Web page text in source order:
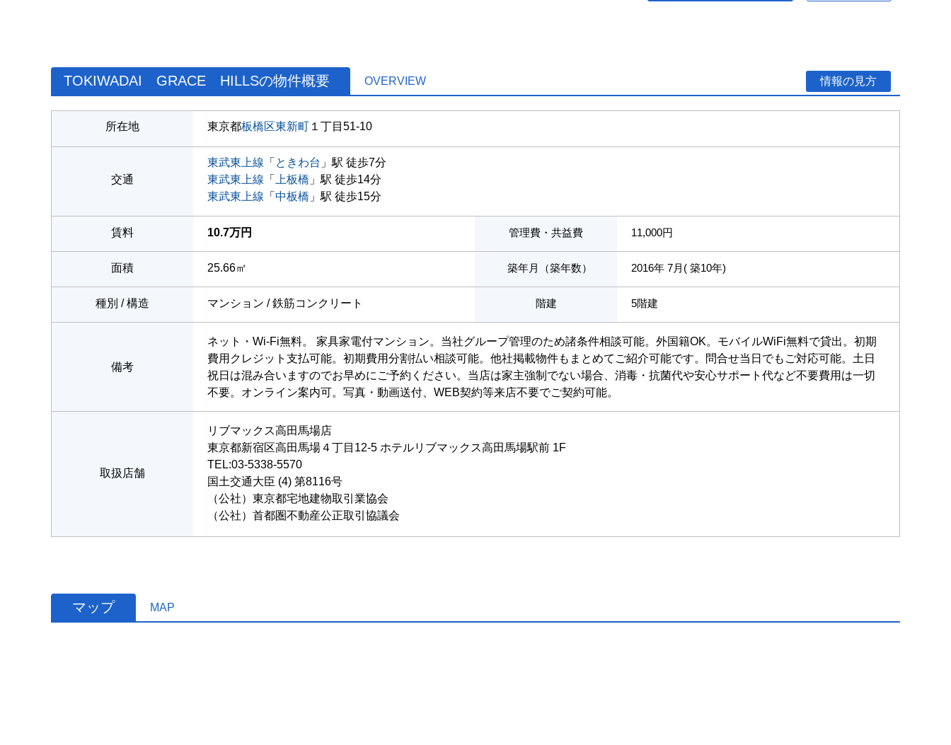
TOKIWADAI GRACE HILLSの物件概要 OVERVIEW 情報の見方
所在地 東京都板橋区東新町 １丁目51-10
交通
東武東上線 「 ときわ台 」駅 徒歩7分
東武東上線 「 上板橋 」駅 徒歩14分
東武東上線 「 中板橋 」駅 徒歩15分
賃料 10.7万円 管理費・共益費 11,000円
面積 25.66㎡ 築年月（築年数） 2016年 7月( 築10年)
種別 / 構造 マンション / 鉄筋コンクリート 階建 5階建
備考
ネット・Wi-Fi無料。 家具家電付マンション。当社グループ管理のため諸条件相談可能。外国籍OK。モバイルWiFi無料で貸出。初期
費用クレジット支払可能。初期費用分割払い相談可能。他社掲載物件もまとめてご紹介可能です。問合せ当日でもご対応可能。土日
祝日は混み合いますのでお早めにご予約ください。当店は家主強制でない場合、消毒・抗菌代や安心サポート代など不要費用は一切
不要。オンライン案内可。写真・動画送付、WEB契約等来店不要でご契約可能。
取扱店舗
リブマックス高田馬場店
東京都新宿区高田馬場４丁目12-5 ホテルリブマックス高田馬場駅前 1F
TEL:03-5338-5570
国土交通大臣 (4) 第8116号
（公社）東京都宅地建物取引業協会
（公社）首都圏不動産公正取引協議会
マップ MAP